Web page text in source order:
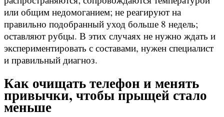
или общим недомоганием; не реагируют на
правильно подобранный уход больше 8 недель;
оставляют рубцы. В этих случаях не нужно ждать и
экспериментировать с составами, нужен специалист
и правильный диагноз.
Как очищать телефон и менять
привычки, чтобы прыщей стало
меньше